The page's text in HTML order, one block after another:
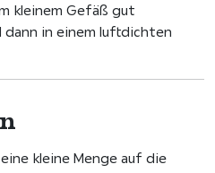
kleinem Gefäß gut
in einem luftdichten
kleine Menge auf die